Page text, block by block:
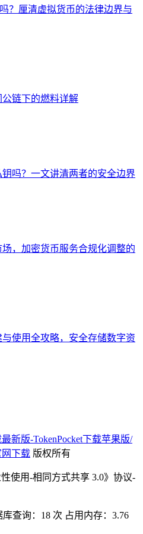
？厘清虚拟货币的法律边界与
链下的燃料详解
吗？一文讲清两者的安全边界
，加密货币服务合规化调整的
与使用全攻略，安全存储数字资
新版-TokenPocket下载苹果版/
网下载 版权所有
使用-相同方式共享 3.0》协议-
查询：18 次 占用内存：3.76